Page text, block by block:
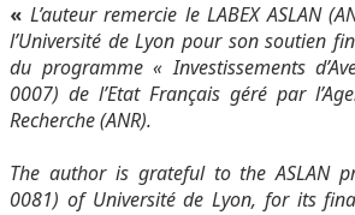
« L’auteur remercie le LABEX ASLAN
l’Université de Lyon pour son soutien
du programme « Investissements
0007) de l’Etat Français géré par
Recherche (ANR).
The author is grateful to the ASLAN
0081) of Université de Lyon, for its